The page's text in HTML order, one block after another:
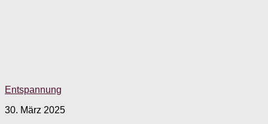
Entspannung
30. März 2025